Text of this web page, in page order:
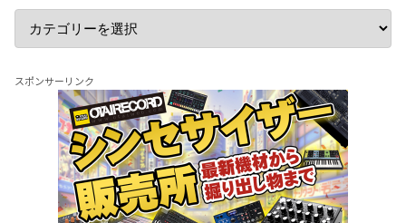
スポンサーリンク